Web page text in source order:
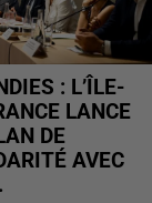
: L’ÎLE-
LANCE
DE
AVEC